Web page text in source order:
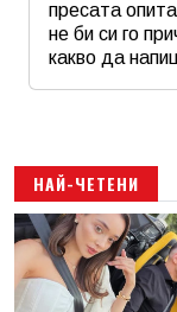
пресата
не би си го
какво да
Email
Коментар*
НАЙ-ЧЕТЕНИ